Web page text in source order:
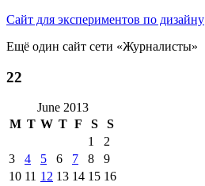
Сайт для экспериментов по дизайну
Ещё один сайт сети «Журналисты»
22
June 2013
M T W T F S
S
1
2
3
4 5 6 7 8
9
10 11 12 13 14 15 16